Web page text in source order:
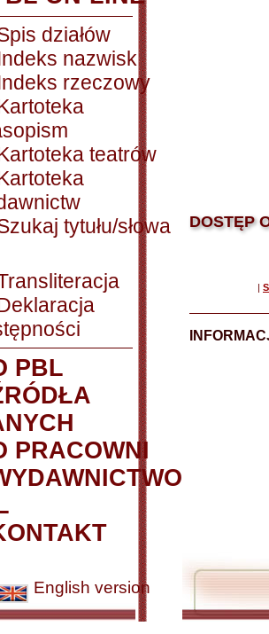
działów
nazwisk
rzeczowy
teatrów
tytułu/słowa
PBL
PRACOWNI
English version
DOSTĘP
|